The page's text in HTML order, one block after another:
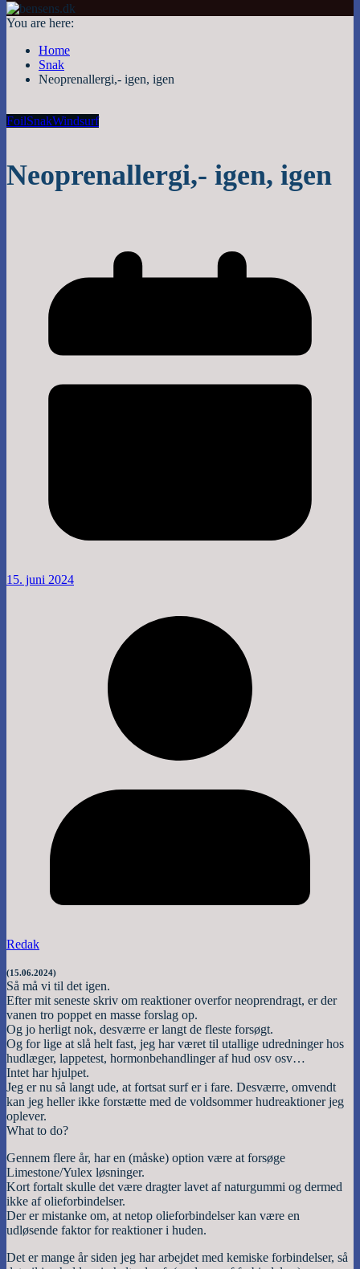
You are here:
Home
Snak
Neoprenallergi,- igen, igen
FoilSnakWindsurf
Neoprenallergi,- igen, igen
15. juni 2024
Redak
(15.06.2024)
Så må vi til det igen.
Efter mit seneste skriv om reaktioner overfor neoprendragt, er der
vanen tro poppet en masse forslag op.
Og jo herligt nok, desværre er langt de fleste forsøgt.
Og for lige at slå helt fast, jeg har været til utallige udredninger hos
hudlæger, lappetest, hormonbehandlinger af hud osv osv…
Intet har hjulpet.
Jeg er nu så langt ude, at fortsat surf er i fare. Desværre, omvendt
kan jeg heller ikke forstætte med de voldsommer hudreaktioner jeg
oplever.
What to do?
Gennem flere år, har en (måske) option være at forsøge
Limestone/Yulex løsninger.
Kort fortalt skulle det være dragter lavet af naturgummi og dermed
ikke af olieforbindelser.
Der er mistanke om, at netop olieforbindelser kan være en
udløsende faktor for reaktioner i huden.
Det er mange år siden jeg har arbejdet med kemiske forbindelser, så